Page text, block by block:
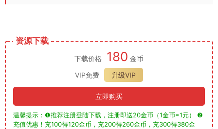
资源下载
下载价格 180 金币
VIP免费
升级VIP
立即购买
温馨提示：❶推荐注册登陆下载，注册即送20金币（1金币=1元） ❷
充值优惠！充100得120金币，充200得260金币，充300得380金